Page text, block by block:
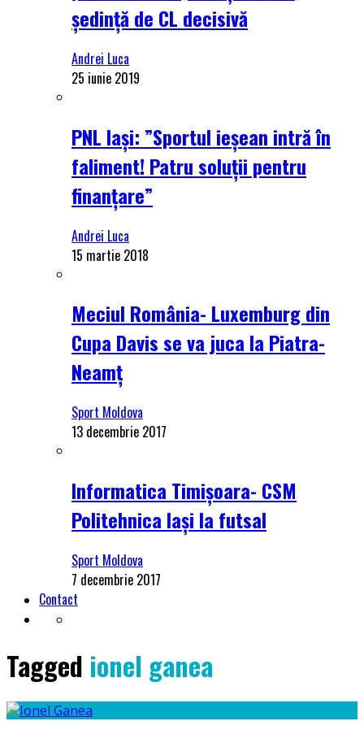
ședință de CL decisivă
Andrei Luca
25 iunie 2019
PNL Iași: ”Sportul ieșean intră în
faliment! Patru soluții pentru
finanțare”
Andrei Luca
15 martie 2018
Meciul România- Luxemburg din
Cupa Davis se va juca la Piatra-
Neamț
Sport Moldova
13 decembrie 2017
Informatica Timișoara- CSM
Politehnica Iași la futsal
Sport Moldova
7 decembrie 2017
Contact
Tagged ionel ganea